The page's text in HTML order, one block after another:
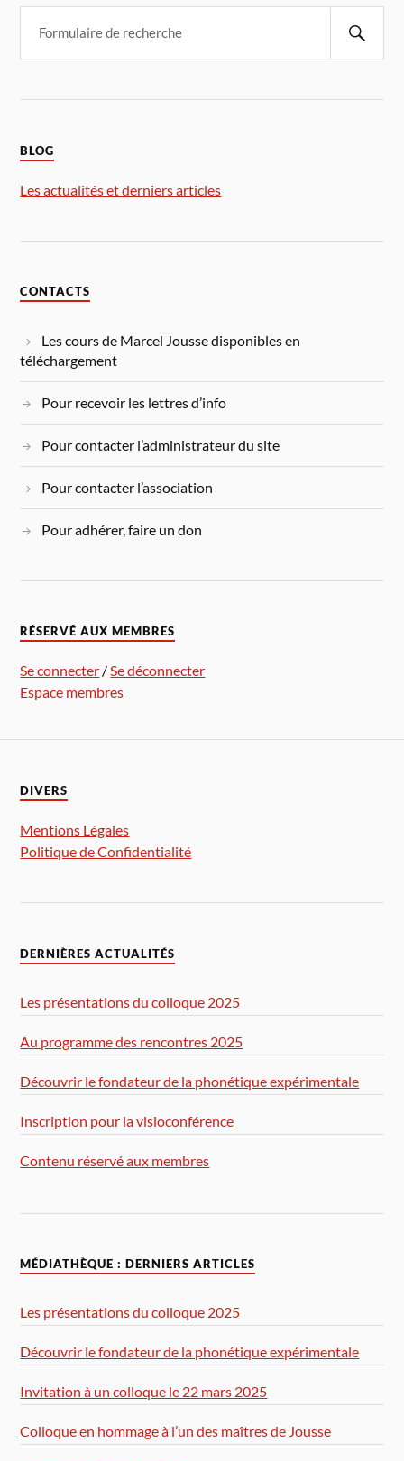
BLOG
Les actualités et derniers articles
CONTACTS
Les cours de Marcel Jousse disponibles en
téléchargement
Pour recevoir les lettres d’info
Pour contacter l’administrateur du site
Pour contacter l’association
Pour adhérer, faire un don
RÉSERVÉ AUX MEMBRES
Se connecter /Se déconnecter
Espace membres
DIVERS
Mentions Légales
Politique de Confidentialité
DERNIÈRES ACTUALITÉS
Les présentations du colloque 2025
Au programme des rencontres 2025
Découvrir le fondateur de la phonétique expérimentale
Inscription pour la visioconférence
Contenu réservé aux membres
MÉDIATHÈQUE : DERNIERS ARTICLES
Les présentations du colloque 2025
Découvrir le fondateur de la phonétique expérimentale
Invitation à un colloque le 22 mars 2025
Colloque en hommage à l’un des maîtres de Jousse